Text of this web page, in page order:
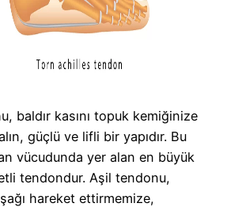
baldır kasını topuk kemiğinize
güçlü ve lifli bir yapıdır. Bu
vücudunda yer alan en büyük
tendondur. Aşil tendonu,
hareket ettirmemize,